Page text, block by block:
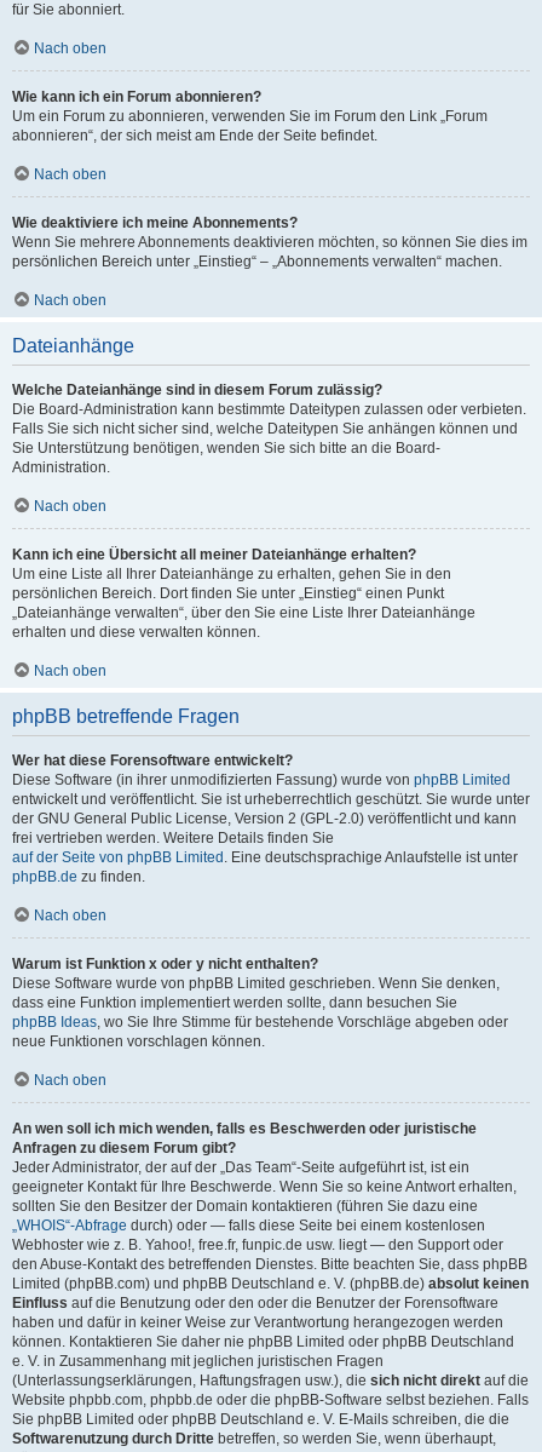
für Sie abonniert.
Nach oben
Wie kann ich ein Forum abonnieren?
Um ein Forum zu abonnieren, verwenden Sie im Forum den Link „Forum
abonnieren“, der sich meist am Ende der Seite befindet.
Nach oben
Wie deaktiviere ich meine Abonnements?
Wenn Sie mehrere Abonnements deaktivieren möchten, so können Sie dies im
persönlichen Bereich unter „Einstieg“ – „Abonnements verwalten“ machen.
Nach oben
Dateianhänge
Welche Dateianhänge sind in diesem Forum zulässig?
Die Board-Administration kann bestimmte Dateitypen zulassen oder verbieten.
Falls Sie sich nicht sicher sind, welche Dateitypen Sie anhängen können und
Sie Unterstützung benötigen, wenden Sie sich bitte an die Board-
Administration.
Nach oben
Kann ich eine Übersicht all meiner Dateianhänge erhalten?
Um eine Liste all Ihrer Dateianhänge zu erhalten, gehen Sie in den
persönlichen Bereich. Dort finden Sie unter „Einstieg“ einen Punkt
„Dateianhänge verwalten“, über den Sie eine Liste Ihrer Dateianhänge
erhalten und diese verwalten können.
Nach oben
phpBB betreffende Fragen
Wer hat diese Forensoftware entwickelt?
Diese Software (in ihrer unmodifizierten Fassung) wurde von phpBB Limited
entwickelt und veröffentlicht. Sie ist urheberrechtlich geschützt. Sie wurde unter
der GNU General Public License, Version 2 (GPL-2.0) veröffentlicht und kann
frei vertrieben werden. Weitere Details finden Sie
auf der Seite von phpBB Limited . Eine deutschsprachige Anlaufstelle ist unter
phpBB.de zu finden.
Nach oben
Warum ist Funktion x oder y nicht enthalten?
Diese Software wurde von phpBB Limited geschrieben. Wenn Sie denken,
dass eine Funktion implementiert werden sollte, dann besuchen Sie
phpBB Ideas, wo Sie Ihre Stimme für bestehende Vorschläge abgeben oder
neue Funktionen vorschlagen können.
Nach oben
An wen soll ich mich wenden, falls es Beschwerden oder juristische
Anfragen zu diesem Forum gibt?
Jeder Administrator, der auf der „Das Team“-Seite aufgeführt ist, ist ein
geeigneter Kontakt für Ihre Beschwerde. Wenn Sie so keine Antwort erhalten,
sollten Sie den Besitzer der Domain kontaktieren (führen Sie dazu eine
„WHOIS“-Abfrage durch) oder — falls diese Seite bei einem kostenlosen
Webhoster wie z. B. Yahoo!, free.fr, funpic.de usw. liegt — den Support oder
den Abuse-Kontakt des betreffenden Dienstes. Bitte beachten Sie, dass phpBB
Limited (phpBB.com) und phpBB Deutschland e. V. (phpBB.de) absolut keinen
Einfluss auf die Benutzung oder den oder die Benutzer der Forensoftware
haben und dafür in keiner Weise zur Verantwortung herangezogen werden
können. Kontaktieren Sie daher nie phpBB Limited oder phpBB Deutschland
e. V. in Zusammenhang mit jeglichen juristischen Fragen
(Unterlassungserklärungen, Haftungsfragen usw.), die sich nicht direkt auf die
Website phpbb.com, phpbb.de oder die phpBB-Software selbst beziehen. Falls
Sie phpBB Limited oder phpBB Deutschland e. V. E-Mails schreiben, die die
Softwarenutzung durch Dritte betreffen, so werden Sie, wenn überhaupt,